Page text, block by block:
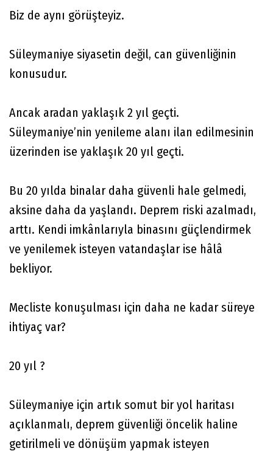
Biz de aynı görüşteyiz.
Süleymaniye siyasetin değil, can güvenliğinin
konusudur.
Ancak aradan yaklaşık 2 yıl geçti.
Süleymaniye’nin yenileme alanı ilan edilmesinin
üzerinden ise yaklaşık 20 yıl geçti.
Bu 20 yılda binalar daha güvenli hale gelmedi,
aksine daha da yaşlandı. Deprem riski azalmadı,
arttı. Kendi imkânlarıyla binasını güçlendirmek
ve yenilemek isteyen vatandaşlar ise hâlâ
bekliyor.
Mecliste konuşulması için daha ne kadar süreye
ihtiyaç var?
20 yıl ?
Süleymaniye için artık somut bir yol haritası
açıklanmalı, deprem güvenliği öncelik haline
getirilmeli ve dönüşüm yapmak isteyen